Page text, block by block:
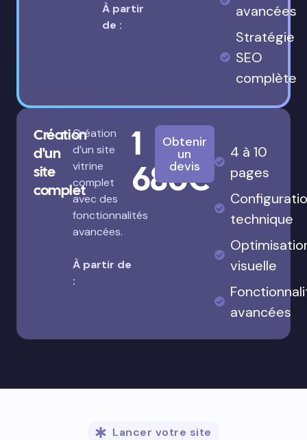
À partir
de :
avancées
Stratégie
SEO
complète
Création
d'un
site
complet
Création
d’un site
vitrine
complet
avec des
fonctionnalités
avancées.
À partir de
:
1
680€
Obtenir
un
devis
4 à 10
pages
technique
visuelle
avancées
Lancer votre site